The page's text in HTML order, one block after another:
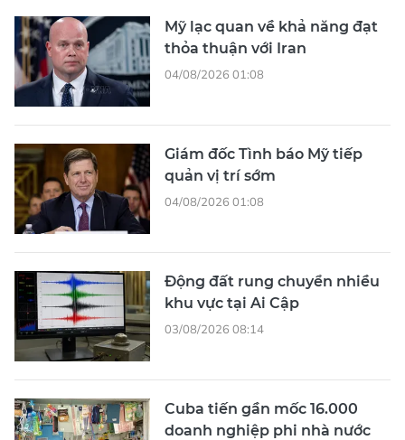
Mỹ lạc quan về khả năng đạt
thỏa thuận với Iran
04/08/2026 01:08
Giám đốc Tình báo Mỹ tiếp
quản vị trí sớm
04/08/2026 01:08
Động đất rung chuyển nhiều
khu vực tại Ai Cập
03/08/2026 08:14
Cuba tiến gần mốc 16.000
doanh nghiệp phi nhà nước